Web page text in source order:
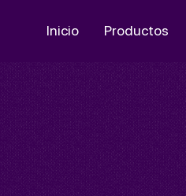
Inicio Productos